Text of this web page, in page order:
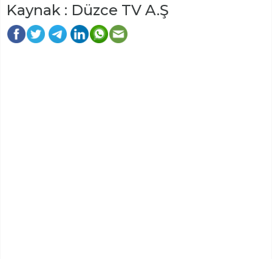
Kaynak : Düzce TV A.Ş